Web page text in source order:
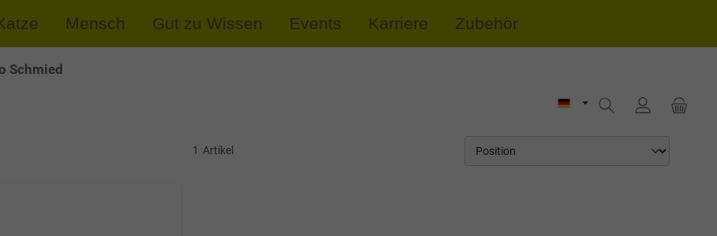
Mensch Gut zu Wissen Events Karriere Zubehör
Schmied
1 Artikel